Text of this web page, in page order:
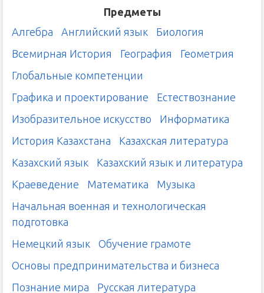
Предметы
Алгебра
Английский язык
Биология
Всемирная История
География
Геометрия
Глобальные компетенции
Графика и проектирование
Естествознание
Изобразительное искусство
Информатика
История Казахстана
Казахская литература
Казахский язык
Казахский язык и литература
Краеведение
Математика
Музыка
Начальная военная и технологическая
подготовка
Немецкий язык
Обучение грамоте
Основы предпринимательства и бизнеса
Познание мира
Русская литература